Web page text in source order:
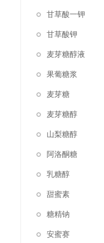
甘草酸一钾
甘草酸钾
麦芽糖醇液
果葡糖浆
麦芽糖
麦芽糖醇
山梨糖醇
阿洛酮糖
乳糖醇
甜蜜素
糖精钠
安蜜赛